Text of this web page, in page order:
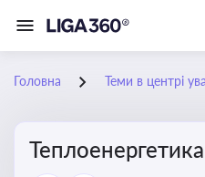
Головна Теми в центрі
Теплоенергетика